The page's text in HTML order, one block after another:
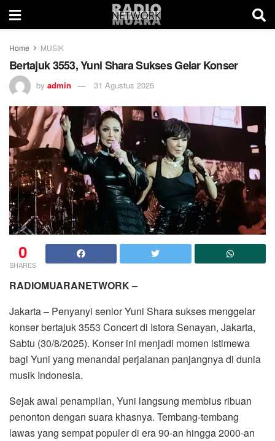
Home MUSIK
Bertajuk 3553, Yuni Shara Sukses Gelar Konser
by admin 31 Agustus 2025
0
SHARES
RADIOMUARANETWORK–
Jakarta – Penyanyi senior Yuni Shara sukses menggelar
konser bertajuk 3553 Concert di Istora Senayan, Jakarta,
Sabtu (30/8/2025). Konser ini menjadi momen istimewa
bagi Yuni yang menandai perjalanan panjangnya di dunia
musik Indonesia.
Sejak awal penampilan, Yuni langsung membius ribuan
penonton dengan suara khasnya. Tembang-tembang
lawas yang sempat populer di era 90-an hingga 2000-an